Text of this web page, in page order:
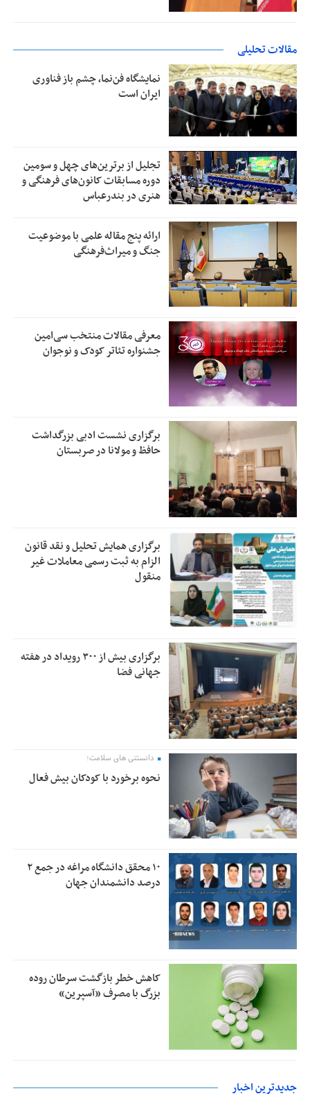
مقالات تحلیلی
نمایشگاه فن‌نما، چشم باز فناوری
ایران است
تجلیل از بر‌ترین‌های چهل و سومین
دوره مسابقات کانون‌های فرهنگی و
هنری در بندرعباس
ارائه پنج مقاله علمی با موضوعیت
جنگ و میراث‌فرهنگی
معرفی مقالات منتخب سی‌امین
جشنواره تئاتر کودک و نوجوان
برگزاری نشست ادبی بزرگداشت
حافظ و مولانا در صربستان
برگزاری همایش تحلیل و نقد قانون
الزام به ثبت رسمی معاملات غیر
منقول
برگزاری بیش از ۳۰۰ رویداد در هفته
جهانی فضا
دانستنی های سلامت؛
نحوه برخورد با کودکان بیش فعال
۱۰ محقق دانشگاه مراغه در جمع ۲
درصد دانشمندان جهان
کاهش خطر بازگشت سرطان روده
بزرگ با مصرف «آسپرین»
جدیدترین اخبار